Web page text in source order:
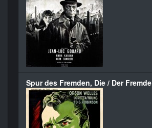
Spur des Fremden, Die / Der Fremde